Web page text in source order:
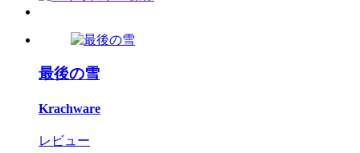
最後の雪
Krachware
レビュー